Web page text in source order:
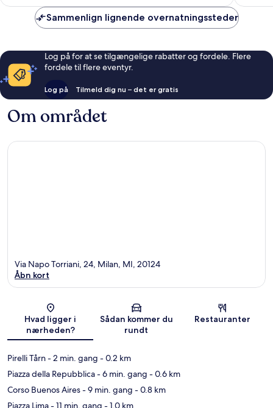
Sammenlign lignende overnatningssteder
Log på for at se tilgængelige rabatter og fordele. Flere
fordele til flere eventyr.
Log på Tilmeld dig nu – det er gratis
Om området
Kort
Via Napo Torriani, 24, Milan, MI, 20124
Åbn kort
Hvad ligger i
nærheden?
Sådan kommer du
rundt
Restauranter
Pirelli Tårn- 2 min. gang - 0.2 km
Piazza della Repubblica- 6 min. gang - 0.6 km
Corso Buenos Aires- 9 min. gang - 0.8 km
Piazza Lima- 11 min. gang - 1.0 km